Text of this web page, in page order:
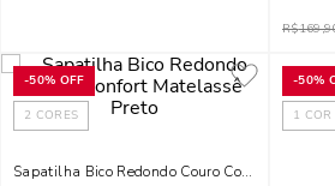
R$
-50% OFF
2 CORES
Sapatilha Bico Redondo Couro Confort
-50%
1 COR